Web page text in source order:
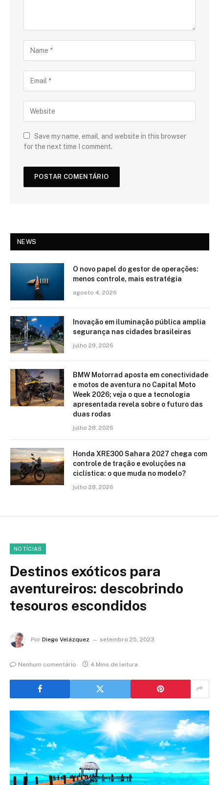
Save my name, email, and website in this browser
for the next time I comment.
NEWS
O novo papel do gestor de operações:
menos controle, mais estratégia
agosto 4, 2026
Inovação em iluminação pública amplia
segurança nas cidades brasileiras
julho 29, 2026
BMW Motorrad aposta em conectividade
e motos de aventura no Capital Moto
Week 2026; veja o que a tecnologia
apresentada revela sobre o futuro das
duas rodas
julho 28, 2026
Honda XRE300 Sahara 2027 chega com
controle de tração e evoluções na
ciclística: o que muda no modelo?
julho 28, 2026
NOTÍCIAS
Destinos exóticos para
aventureiros: descobrindo
tesouros escondidos
Por Diego Velázquez setembro 25, 2023
Nenhum comentário 4 Mins de leitura